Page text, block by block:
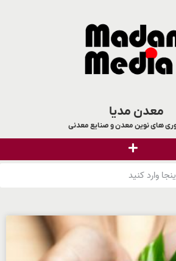
معدن مدیا
های نوین معدن و صنایع معدنی